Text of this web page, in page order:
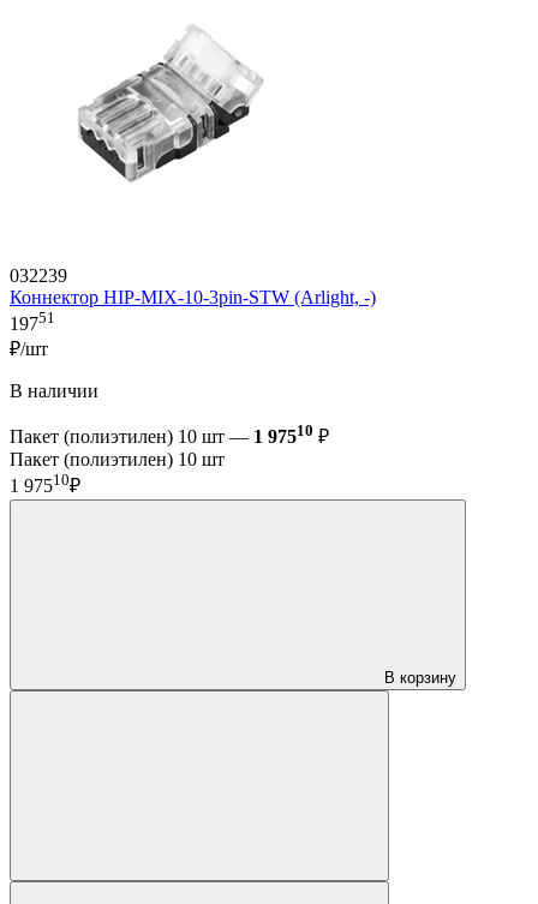
032239
Коннектор HIP-MIX-10-3pin-STW (Arlight, -)
19751
₽/шт
В наличии
Пакет (полиэтилен) 10 шт — 1 97510 ₽
Пакет (полиэтилен) 10 шт
1 97510₽
В корзину